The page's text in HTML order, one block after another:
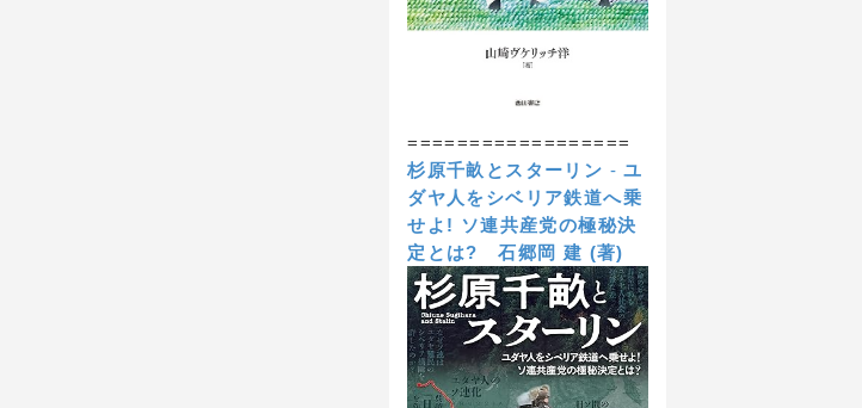
==================
杉原千畝とスターリン -ユ
ダヤ人をシベリア鉄道へ乗
せよ! ソ連共産党の極秘決
定とは?
石郷岡 建 (著)